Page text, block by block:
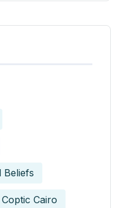
Beliefs
Coptic Cairo